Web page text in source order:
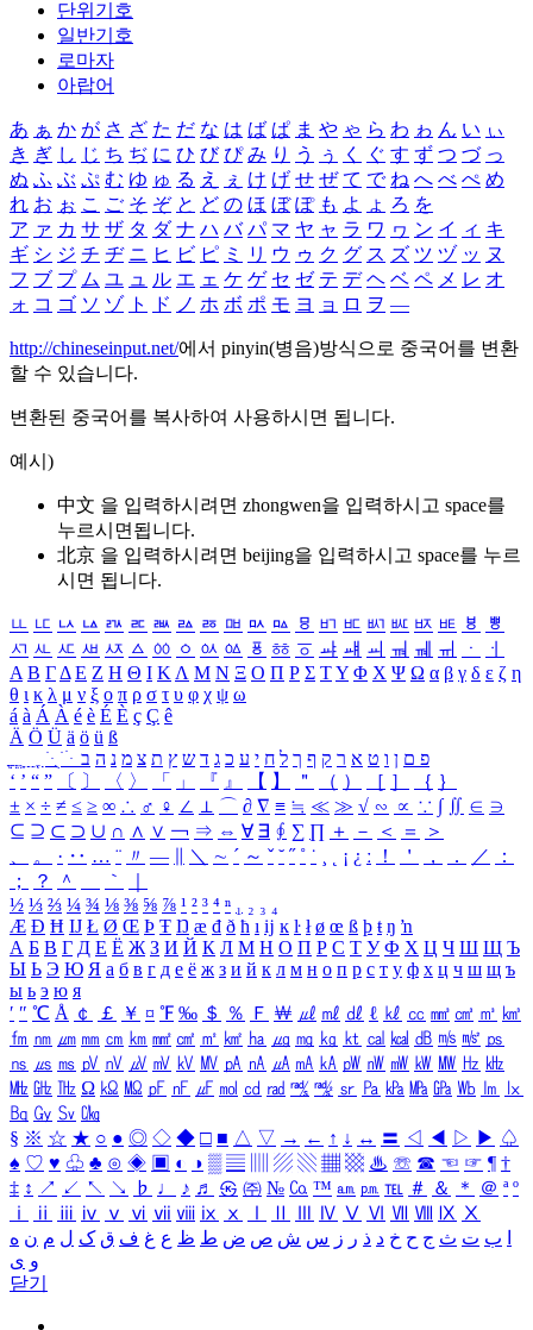
단위기호
일반기호
로마자
아랍어
あ ぁ か が さ ざ た だ な は ば ぱ ま や ゃ ら わ ゎ ん い ぃ
き ぎ し じ ち ぢ に ひ び ぴ み り う ぅ く ぐ す ず つ づ っ
ぬ ふ ぶ ぷ む ゆ ゅ る え ぇ け げ せ ぜ て で ね へ べ ぺ め
れ お ぉ こ ご そ ぞ と ど の ほ ぼ ぽ も よ ょ ろ を
ア ァ カ サ ザ タ ダ ナ ハ バ パ マ ヤ ャ ラ ワ ヮ ン イ ィ キ
ギ シ ジ チ ヂ ニ ヒ ビ ピ ミ リ ウ ゥ ク グ ス ズ ツ ヅ ッ ヌ
フ ブ プ ム ユ ュ ル エ ェ ケ ゲ セ ゼ テ デ ヘ ベ ペ メ レ オ
ォ コ ゴ ソ ゾ ト ド ノ ホ ボ ポ モ ヨ ョ ロ ヲ ―
http://chineseinput.net/에서 pinyin(병음)방식으로 중국어를 변환
할 수 있습니다.
변환된 중국어를 복사하여 사용하시면 됩니다.
예시)
中文 을 입력하시려면 zhongwen을 입력하시고 space를
누르시면됩니다.
北京 을 입력하시려면 beijing을 입력하시고 space를 누르
시면 됩니다.
ㅥ ㅦ ㅧ ㅨ ㅩ ㅪ ㅫ ㅬ ㅭ ㅮ ㅯ ㅰ ㅱ ㅲ ㅳ ㅴ ㅵ ㅶ ㅷ ㅸ
ㅹ
ㅺ ㅻ ㅼ ㅽ ㅾ ㅿ ㆀ ㆁ ㆂ ㆃ ㆄ ㆅ ㆆ ㆇ ㆈ ㆉ ㆊ ㆋ ㆌ ㆍ
ㆎ
Α Β ΓΔ Ε Ζ Η Θ Ι ΚΛ Μ Ν Ξ Ο Π Ρ Σ ΤΥ Φ Χ Ψ Ω α β γ δ ε ζ η
θ ι κ λ μ ν ξ ο π ρ σ τ υ φ χ ψ ω
á à Á À é è É È ç Ç ê
Ä Ö Ü ä ö ü ß
ִֶֹ ֻּ ׁׂ פ ם ן ו ט א ר ק ף ך ל ח י ע כ ג ד ש ץ ת צ מ נ ה ב
‘ ’ “ ” 〔 〕 〈 〉 「 」 『 』 【 】 ＂ （ ） ［ ］ ｛ ｝
± × ÷ ≠ ≤ ≥ ∞ ∴ ♂ ♀ ∠ ⊥ ⌒ ∂ ∇ ≡ ≒ ≪ ≫ √ ∽ ∝ ∵ ∫ ∬ ∈ ∋
⊆ ⊇ ⊂ ⊃ ∪ ∩ ∧ ∨ ￢ ⇒ ⇔ ∀ ∃ ∮ ∑ ∏ ＋ － ＜ ＝
＞
、
。 · ‥ … ¨ 〃 ― ＼ ∼ ´ ～ ˇ ˘ ˝ ˚ ˙ ¸ ¡ ¿ ː ！ ＇ ， ． ／
：
；
？ ＾ ｀
½ ⅓ ⅔ ¼ ¾ ⅛ ⅜ ⅝ ⅞ ¹ ² ³ ⁴ ⁿ ₁ ₂ ₃ ₄
Æ Ð Ħ Ĳ Ł Ø Œ Þ Ŧ Ŋ æ đ ð ħ ı ĳ ĸ ŀ ł ø œ ß þ ŧ ŋ ŉ
А Б В Г Д Е Ё Ж З И Й К Л М Н О П Р С Т У Ф Х Ц Ч Ш Щ Ъ
Ы Ь Э Ю Я а б в г д е ё ж з и й к л м н о п р с т у ф х ц ч ш щ ъ
ы ь э ю я
′ ″ ℃ Å ￠ ￡ ￥ ¤ ℉ ‰ ＄ ％ Ｆ ￦ ㎕ ㎖ ㎗ ℓ ㎘ ㏄ ㎣ ㎤ ㎥ ㎦
㎙ ㎚ ㎛ ㎜ ㎝ ㎞ ㎟ ㎠ ㎡ ㎢ ㏊ ㎍ ㎎ ㎏ ㏏ ㎈ ㎉ ㏈ ㎧ ㎨ ㎰
㎱ ㎲ ㎳ ㎴ ㎵ ㎶ ㎷ ㎸ ㎹ ㎀ ㎁ ㎂ ㎃ ㎄ ㎺ ㎻ ㎽ ㎾ ㎿ ㎐ ㎑
㎒ ㎓ ㎔ Ω ㏀ ㏁ ㎊ ㎋ ㎌ ㏖ ㏅ ㎭ ㎮ ㎯ ㏛ ㎩ ㎪ ㎫ ㎬ ㏝ ㏐
㏓
㏃ ㏉ ㏜ ㏆
§ ※ ☆ ★ ○ ● ◎ ◇ ◆ □ ■ △ ▽ → ← ↑ ↓ ↔ 〓 ◁ ◀ ▷ ▶ ♤
♠ ♡ ♥ ♧ ♣ ⊙ ◈ ▣ ◐ ◑ ▒ ▤ ▨ ▧ ▦ ▩ ♨ ☏ ☎ ☜ ☞ ¶ †
‡ ↕ ↗ ↙ ↖ ↘ ♭ ♩ ♪ ♬ ㉿ ㈜ № ㏇ ™ ㏂ ㏘ ℡ ＃ ＆ ＊ ＠ ª º
ⅰ
ⅱ ⅲ ⅳ ⅴ ⅵ ⅶ ⅷ ⅸ ⅹ Ⅳ Ⅴ Ⅵ Ⅶ Ⅷ Ⅸ Ⅹ
ب ت ث ج ح خ د ذ ر ز س ش ص ض ط ظ ع غ ف ق ک ل م ن ه
و ی
닫기